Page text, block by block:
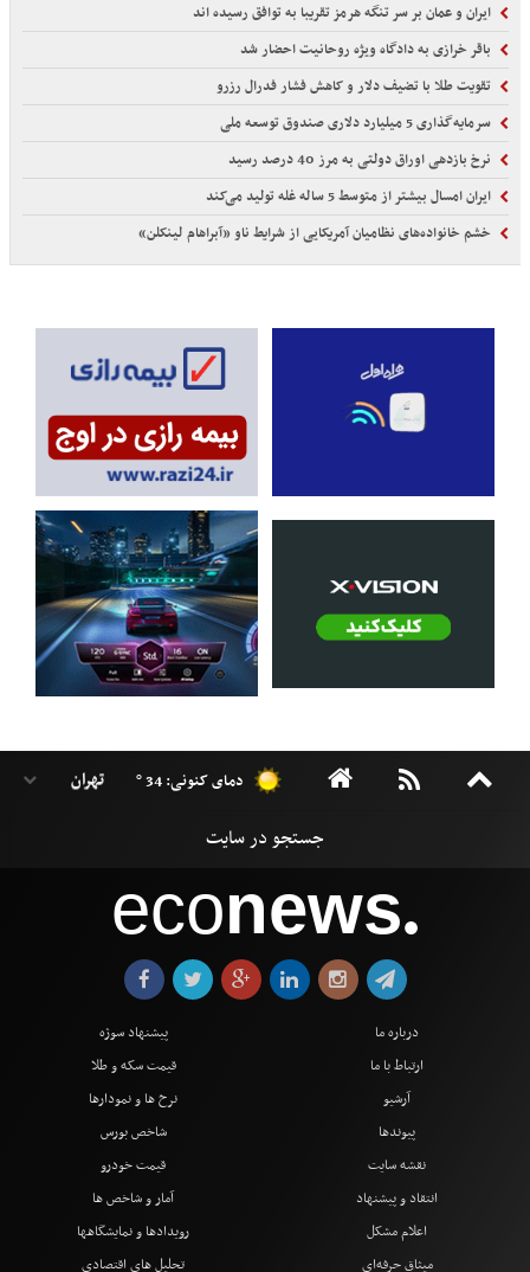
ایران و عمان بر سر تنگه هرمز تقریبا به توافق رسیده اند
باقر خرازی به دادگاه ویژه روحانیت احضار شد
تقویت طلا با تضیف دلار و کاهش فشار فدرال رزرو
سرمایه‌گذاری 5 میلیارد دلاری صندوق توسعه ملی
نرخ بازدهی اوراق دولتی به مرز 40 درصد رسید
ایران امسال بیشتر از متوسط 5 ساله غله تولید می‌کند
خشم خانواده‌های نظامیان آمریکایی از شرایط ناو «آبراهام لینکلن»
دمای کنونی: 34 °
econews●
درباره ما
ارتباط با ما
آرشیو
پیوندها
نقشه سایت
انتقاد و پیشنهاد
اعلام مشکل
میثاق حرفه‌ای
پیشنهاد سوژه
قیمت سکه و طلا
نرخ ها و نمودارها
شاخص بورس
قیمت خودرو
آمار و شاخص ها
رویدادها و نمایشگاهها
تحلیل های اقتصادی